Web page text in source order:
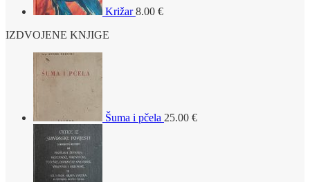
Križar 8.00 €
IZDVOJENE KNJIGE
Šuma i pčela 25.00 €